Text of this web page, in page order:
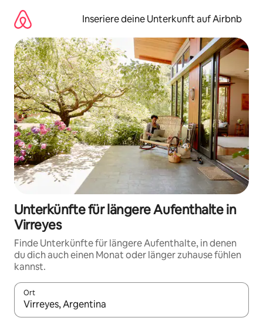
Inhalten
springen
Inseriere deine Unterkunft auf Airbnb
Unterkünfte für längere Aufenthalte in
Virreyes
Finde Unterkünfte für längere Aufenthalte, in denen
du dich auch einen Monat oder länger zuhause fühlen
kannst.
Ort
Wenn Ergebnisse verfügbar sind, navigiere mit den